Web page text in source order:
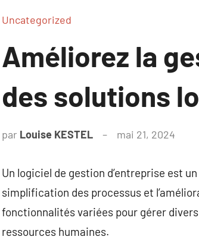
Uncategorized
Améliorez la
des solutions
par Louise KESTEL mai 21, 2024
Un logiciel de gestion d’entreprise est
simplification des processus et
fonctionnalités variées pour gérer
ressources humaines.